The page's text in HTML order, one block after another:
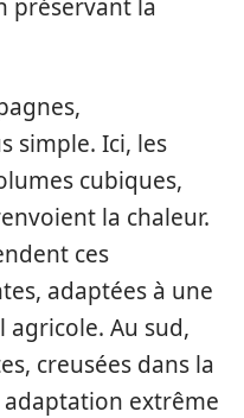
préservant la
simple. Ici, les
cubiques,
la chaleur.
ces
adaptées à une
Au sud,
creusées dans la
extrême